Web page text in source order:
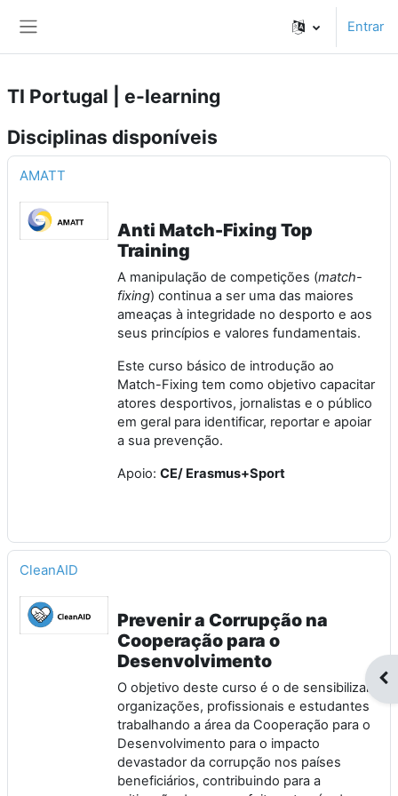
Entrar
TI Portugal | e-learning
Disciplinas disponíveis
AMATT
Anti Match-Fixing Top
Training
A manipulação de competições (match-
fixing) continua a ser uma das maiores
ameaças à integridade no desporto e aos
seus princípios e valores fundamentais.
Este curso básico de introdução ao
Match-Fixing tem como objetivo capacitar
atores desportivos, jornalistas e o público
em geral para identificar, reportar e apoiar
a sua prevenção.
Apoio: CE/ Erasmus+Sport
CleanAID
Prevenir a Corrupção na
Cooperação para o
Desenvolvimento
O objetivo deste curso é o de sensibilizar
organizações, profissionais e estudantes
trabalhando a área da Cooperação para o
Desenvolvimento para o impacto
devastador da corrupção nos países
beneficiários, contribuindo para a